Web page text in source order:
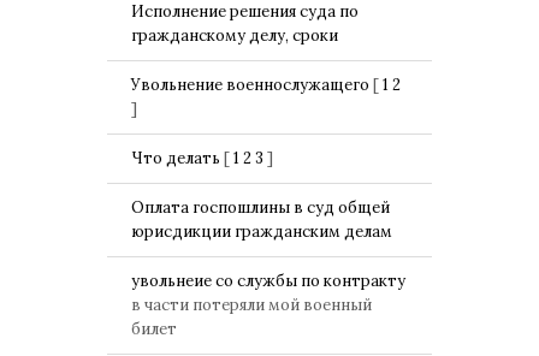
Исполнение решения суда по
гражданскому делу, сроки
Увольнение военнослужащего [1 2
]
Что делать [1 2 3 ]
Оплата госпошлины в суд общей
юрисдикции гражданским делам
увольнеие со службы по контракту
в части потеряли мой военный
билет